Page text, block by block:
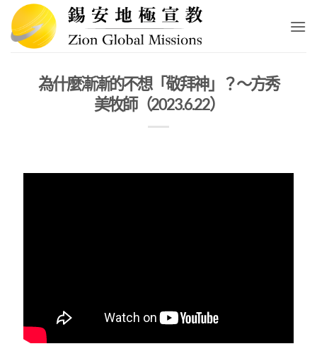
Skip
content
為什麼漸漸的不想「敬拜神」？～方秀
美牧師（2023.6.22）